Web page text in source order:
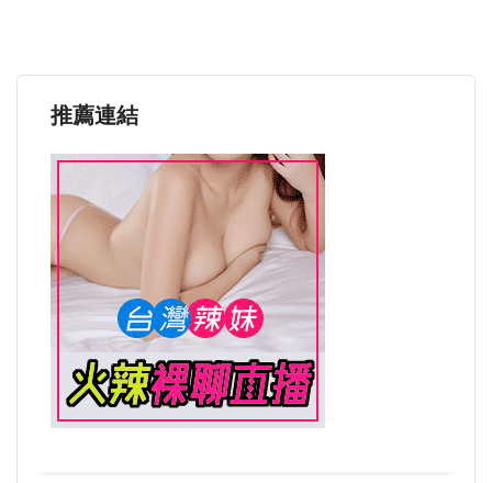
推薦連結